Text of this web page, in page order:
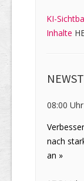
KI-
Inhalte
08:00 Uhr
nach
an »